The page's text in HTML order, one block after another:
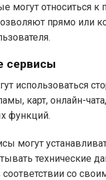
могут относиться
прямо или
сервисы
использоваться
карт, онлайн-
функций.
могут
технические
соответствии со